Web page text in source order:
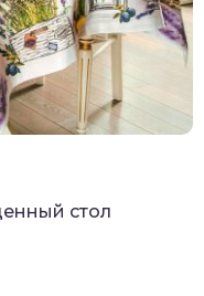
стол